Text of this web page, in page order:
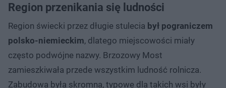
Region przenikania się ludności
Region świecki przez długie stulecia był pograniczem
polsko-niemieckim, dlatego miejscowości miały
często podwójne nazwy. Brzozowy Most
zamieszkiwała przede wszystkim ludność rolnicza.
Zabudowa była skromna, typowe dla takich wsi były